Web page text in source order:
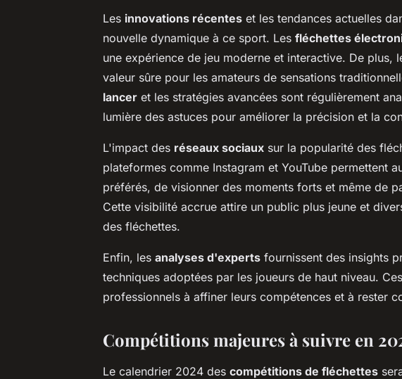
Les innovations récentes et les tendances actuelles
nouvelle dynamique à ce sport. Les fléchettes
une expérience de jeu moderne et interactive. De plus,
valeur sûre pour les amateurs de sensations
lancer et les stratégies avancées sont régulièrement
lumière des astuces pour améliorer la précision et la
L'impact des réseaux sociaux sur la popularité des
plateformes comme Instagram et YouTube permettent
préférés, de visionner des moments forts et même de
Cette visibilité accrue attire un public plus jeune et
des fléchettes.
Enfin, les analyses d'experts fournissent des insights
techniques adoptées par les joueurs de haut niveau.
professionnels à affiner leurs compétences et à rester
Compétitions majeures à suivre en
Le calendrier 2024 des compétitions de fléchettes